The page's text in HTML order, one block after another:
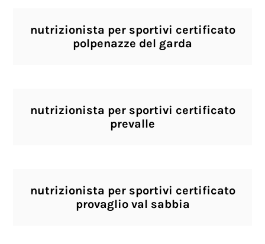
nutrizionista per sportivi certificato
polpenazze del garda
nutrizionista per sportivi certificato
prevalle
nutrizionista per sportivi certificato
provaglio val sabbia